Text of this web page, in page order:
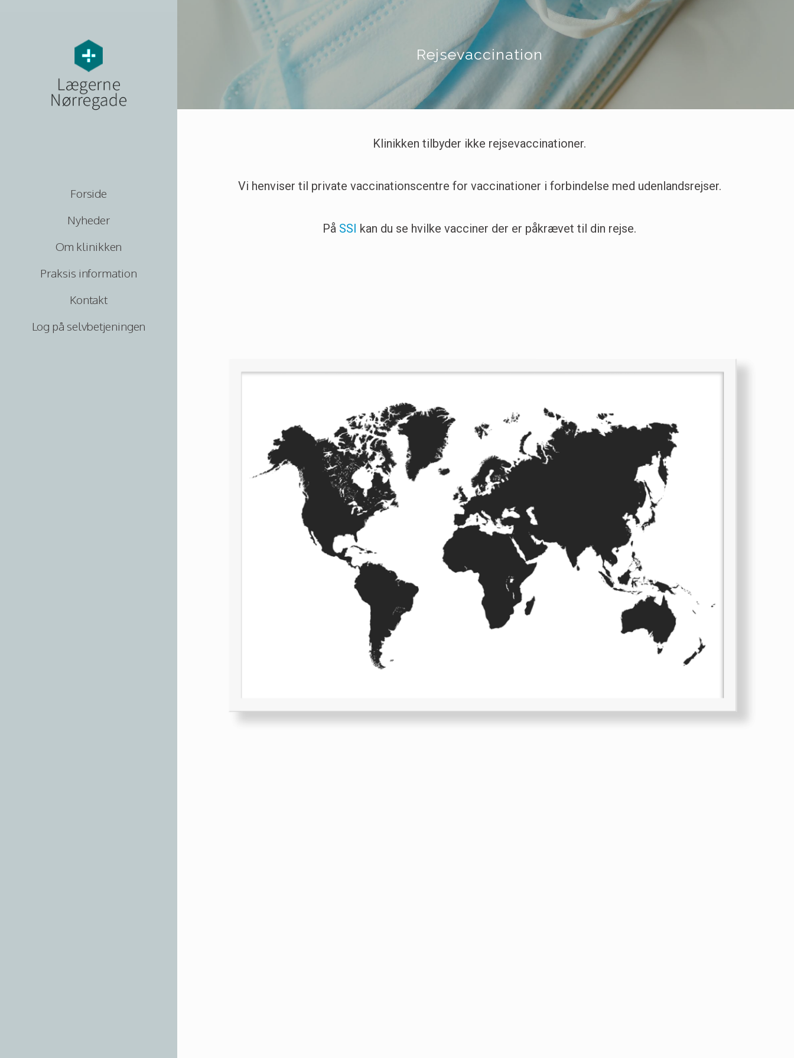
Forside
Nyheder
Om klinikken
Praksis information
Kontakt
Log på selvbetjeningen
Rejsevaccination
Klinikken tilbyder ikke rejsevaccinationer.
Vi henviser til private vaccinationscentre for vaccinationer i forbindelse med udenlandsrejser.
På SSI kan du se hvilke vacciner der er påkrævet til din rejse.